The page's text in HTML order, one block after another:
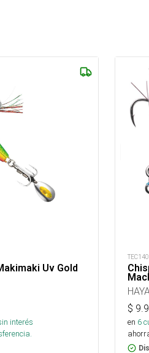
Uv Gold
interés
$
en 6